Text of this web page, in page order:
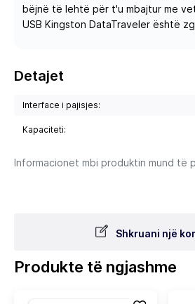
bëjnë të lehtë për t'u mbajtur me
USB Kingston DataTraveler është
Detajet
Interface i pajisjes:
Kapaciteti:
Informacionet mbi produktin mund të
Shkruani një
Produkte të ngjashme